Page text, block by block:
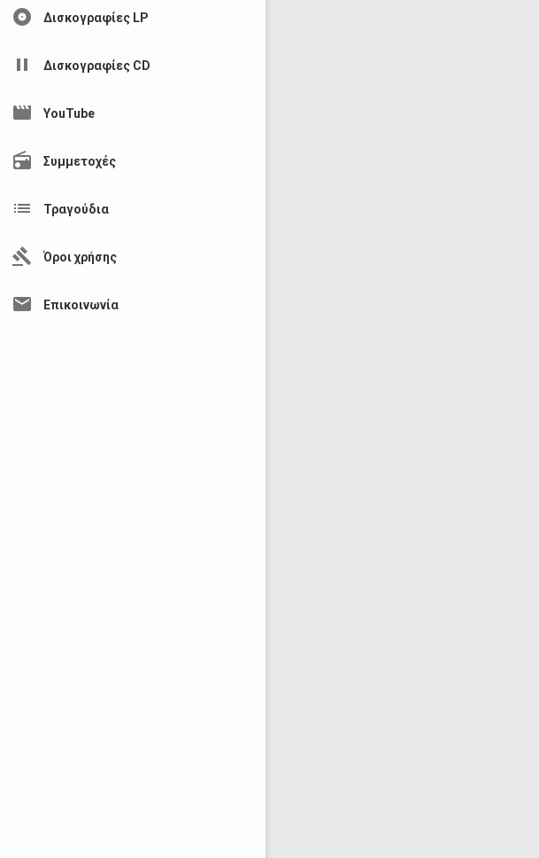
album Δισκογραφίες LP
pause Δισκογραφίες CD
movie YouTube
radio Συμμετοχές
list Τραγούδια
gavel Όροι χρήσης
mail Επικοινωνία